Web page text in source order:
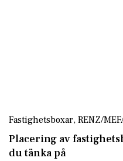
Fastighetsboxar, RENZ/
Placering av
du tänka på